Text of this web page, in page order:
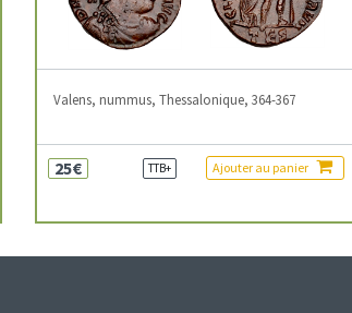
Valens, nummus, Thessalonique, 364-367
25€ TTB+ Ajouter au panier